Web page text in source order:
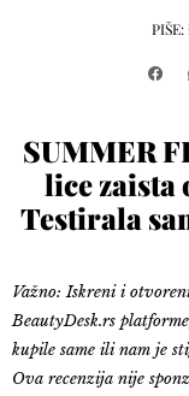
PIŠE:
SUMMER
lice zaista
Testirala
Važno: Iskreni i
BeautyDesk.rs
kupile same ili nam je
Ova recenzija nije